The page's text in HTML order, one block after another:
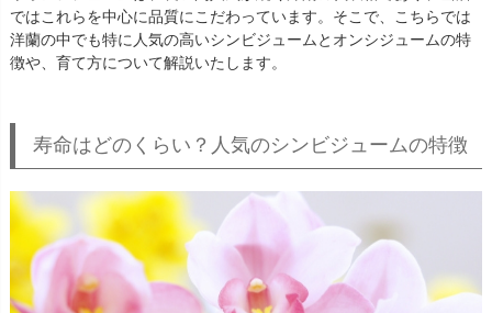
ではこれらを中心に品質にこだわっています。そこで、こちらでは
洋蘭の中でも特に人気の高いシンビジュームとオンシジュームの特
徴や、育て方について解説いたします。
寿命はどのくらい？人気のシンビジュームの特徴